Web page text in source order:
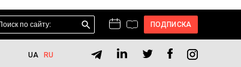
ПОДПИСКА
UA RU